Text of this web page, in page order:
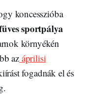
koncesszióba
sportpálya
környékén
azáprilisi
fogadnák el és